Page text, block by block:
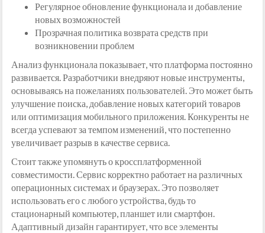
Регулярное обновление функционала и добавление
новых возможностей
Прозрачная политика возврата средств при
возникновении проблем
Анализ функционала показывает, что платформа постоянно
развивается. Разработчики внедряют новые инструменты,
основываясь на пожеланиях пользователей. Это может быть
улучшение поиска, добавление новых категорий товаров
или оптимизация мобильного приложения. Конкуренты не
всегда успевают за темпом изменений, что постепенно
увеличивает разрыв в качестве сервиса.
Стоит также упомянуть о кроссплатформенной
совместимости. Сервис корректно работает на различных
операционных системах и браузерах. Это позволяет
использовать его с любого устройства, будь то
стационарный компьютер, планшет или смартфон.
Адаптивный дизайн гарантирует, что все элементы